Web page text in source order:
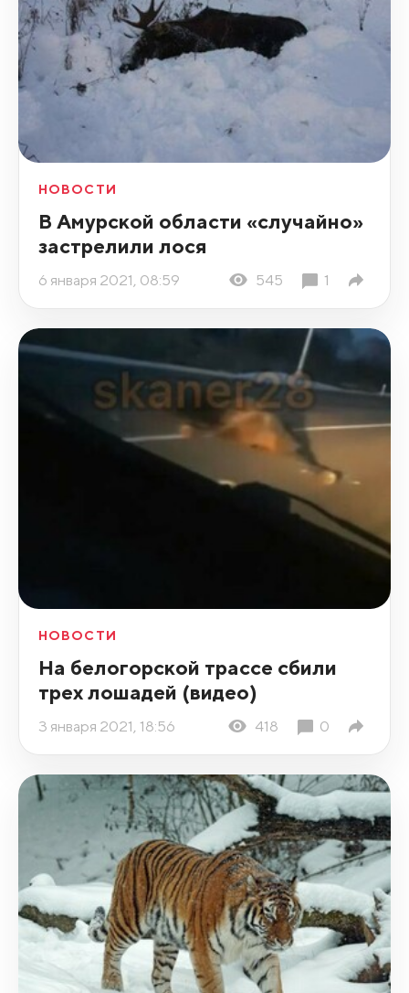
НОВОСТИ
В Амурской области «случайно»
застрелили лося
6 января 2021, 08:59 545 1
НОВОСТИ
На белогорской трассе сбили
трех лошадей (видео)
3 января 2021, 18:56 418 0